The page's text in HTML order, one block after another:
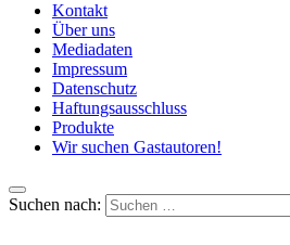
Kontakt
Über uns
Mediadaten
Impressum
Datenschutz
Haftungsausschluss
Produkte
Wir suchen Gastautoren!
Suchen nach: